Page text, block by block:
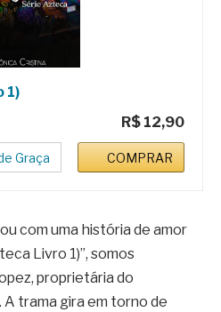
1)
R$ 12,90
Graça COMPRAR
com uma história de amor
Livro 1)”, somos
proprietária do
trama gira em torno de